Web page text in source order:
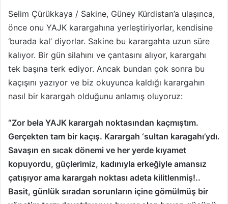
wp
a
g
ö
n
e
r
Selim Çürükkaya / Sakine, Güney Kürdistan’a ulaşınca,
önce onu YAJK karargahına yerleştiriyorlar, kendisine
‘burada kal’ diyorlar. Sakine bu karargahta uzun süre
kalıyor. Bir gün silahını ve çantasını alıyor, karargahı
tek başına terk ediyor. Ancak bundan çok sonra bu
kaçışını yazıyor ve biz okuyunca kaldığı karargahın
nasıl bir karargah olduğunu anlamış oluyoruz:
“Zor bela YAJK karargah noktasından kaçmıştım.
Gerçekten tam bir kaçış. Karargah ‘sultan karagahı’ydı.
Savaşın en sıcak dönemi ve her yerde kıyamet
kopuyordu, güçlerimiz, kadınıyla erkeğiyle amansız
çatışıyor ama karargah noktası adeta kilitlenmiş!..
Basit, günlük sıradan sorunların içine gömülmüş bir